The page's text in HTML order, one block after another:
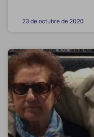
23 de octubre de 2020